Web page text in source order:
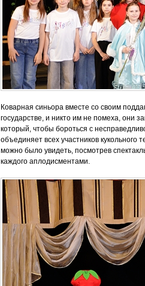
Коварная синьора вместе со своим
государстве, и никто им не помеха, они
который, чтобы бороться с
объединяет всех участников кукольного
можно было увидеть, посмотрев
каждого аплодисментами.